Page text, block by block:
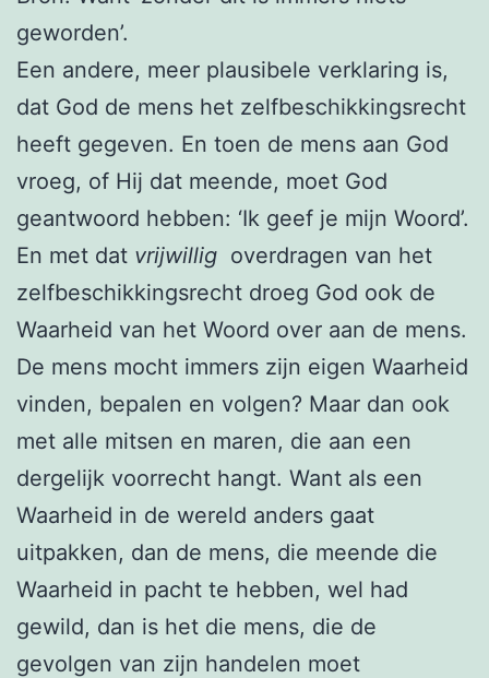
geworden’.
Een andere, meer plausibele verklaring is,
dat God de mens het zelfbeschikkingsrecht
heeft gegeven. En toen de mens aan God
vroeg, of Hij dat meende, moet God
geantwoord hebben: ‘Ik geef je mijn Woord’.
En met dat vrijwillig overdragen van het
zelfbeschikkingsrecht droeg God ook de
Waarheid van het Woord over aan de mens.
De mens mocht immers zijn eigen Waarheid
vinden, bepalen en volgen? Maar dan ook
met alle mitsen en maren, die aan een
dergelijk voorrecht hangt. Want als een
Waarheid in de wereld anders gaat
uitpakken, dan de mens, die meende die
Waarheid in pacht te hebben, wel had
gewild, dan is het die mens, die de
gevolgen van zijn handelen moet